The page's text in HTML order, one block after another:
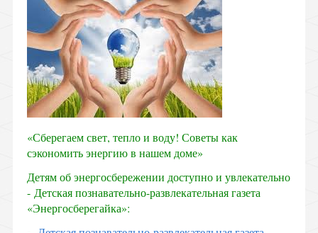
«Сберегаем свет, тепло и воду! Советы как
сэкономить энергию в нашем доме»
Детям об энергосбережении доступно и увлекательно
- Детская познавательно-развлекательная газета
«Энергосберегайка»: